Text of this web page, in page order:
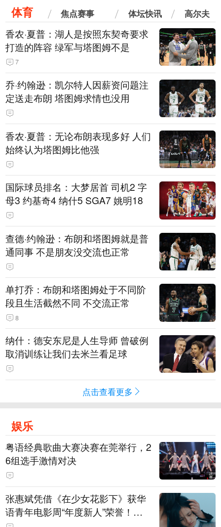
体育 焦点赛事 体坛快讯 高尔夫
香农·夏普：湖人是按照东契奇要求
打造的阵容 绿军与塔图姆不是
7
乔·约翰逊：凯尔特人因薪资问题注
定送走布朗 塔图姆求情也没用
香农·夏普：无论布朗表现多好 人们
始终认为塔图姆比他强
国际球员排名：大梦居首 司机2 字
母3 约基奇4 纳什5 SGA7 姚明18
查德·约翰逊：布朗和塔图姆就是普
通同事 不是朋友没交流也正常
单打乔：布朗和塔图姆处于不同阶
段且生活截然不同 不交流正常
8
纳什：德安东尼是人生导师 曾破例
取消训练让我们去米兰看足球
点击查看更多
娱乐
粤语经典歌曲大赛决赛在莞举行，2
6组选手激情对决
张惠斌凭借《在少女花影下》获华
语青年电影周“年度新人”荣誉！该